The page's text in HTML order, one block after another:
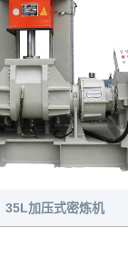
35L加压式密炼机